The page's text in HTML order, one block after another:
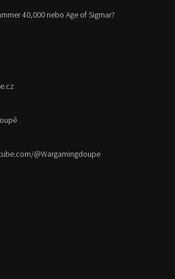
40,000 nebo Age of Sigmar?
@Wargamingdoupe